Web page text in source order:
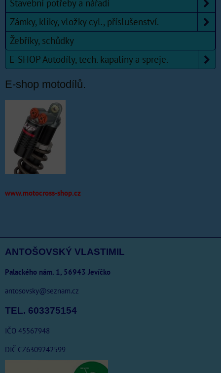
Stavební potřeby a nářadí
Zámky, kliky, vložky cyl., příslušenství.
Žebříky, schůdky
E-SHOP Autodíly, tech. kapaliny a spreje.
E-shop motodílů.
www.motocross-shop.cz
ANTOŠOVSKÝ VLASTIMIL
Palackého nám. 1, 56943 Jevíčko
antosovsky@seznam.cz
TEL. 603375154
IČO 45567948
DIČ CZ6309242599